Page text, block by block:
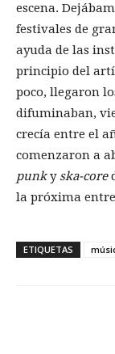
escena.
festivales de
ayuda de las
principio del
poco, llegaron
difuminaban,
crecía entre el
comenzaron a
punky ska-core
la próxima
ETIQUETAS